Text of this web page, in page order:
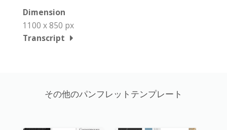
Dimension
1100 x 850 px
Transcript
その他のパンフレットテンプレート